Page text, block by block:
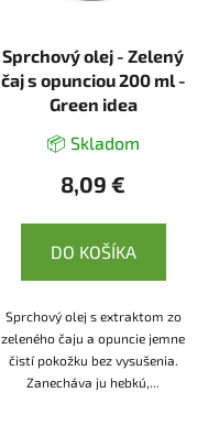
Sprchový olej - Zelený
čaj s opunciou 200 ml -
Green idea
📦 Skladom
8,09 €
DO KOŠÍKA
Sprchový olej s extraktom zo
zeleného čaju a opuncie jemne
čistí pokožku bez vysušenia.
Zanecháva ju hebkú,...